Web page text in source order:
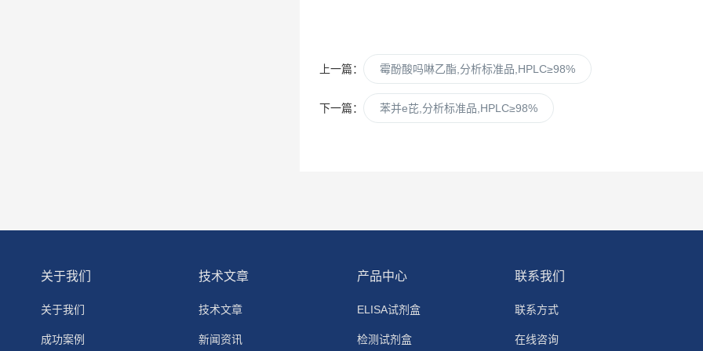
上一篇： 霉酚酸吗啉乙酯,分析标准品,HPLC≥98%
下一篇： 苯并e芘,分析标准品,HPLC≥98%
关于我们
关于我们
成功案例
技术文章
技术文章
新闻资讯
产品中心
ELISA试剂盒
检测试剂盒
联系我们
联系方式
在线咨询